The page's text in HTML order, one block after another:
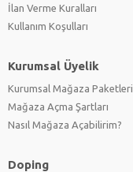
İlan Verme Kuralları
Kullanım Koşulları
Kurumsal Üyelik
Kurumsal Mağaza Paketleri
Mağaza Açma Şartları
Nasıl Mağaza Açabilirim?
Doping